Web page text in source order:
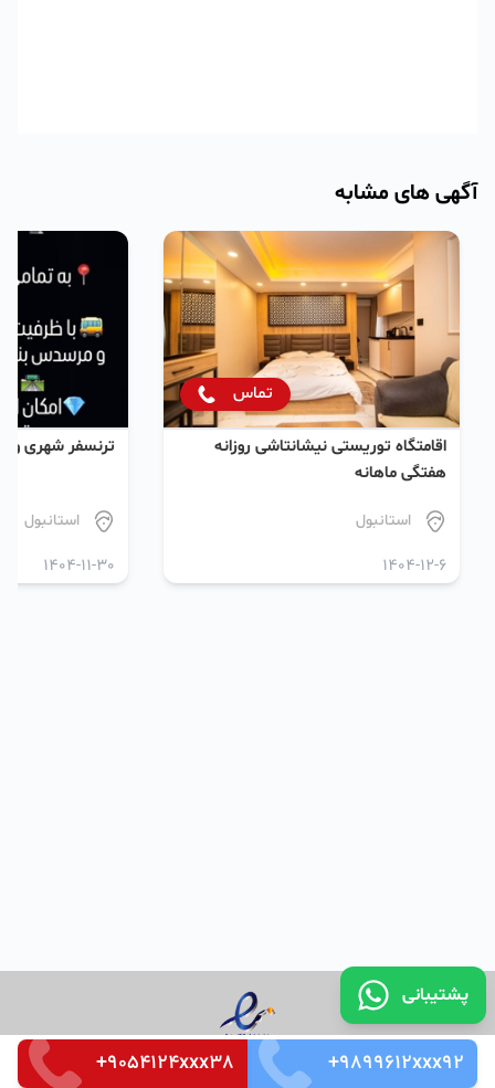
پشتیبانی
+9899612xxx92
+9054124xxx38
آگهی های مشابه
تماس
اقامتگاه توریستی نیشانتاشی روزانه
هفتگی ماهانه
استانبول
1404-12-6
ترنسفر شهری و
استانبول
1404-11-30